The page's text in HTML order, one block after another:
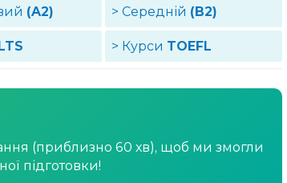
(A2) > Середній (B2)
> Курси TOEFL
(приблизно 60 хв), щоб ми змогли
підготовки!